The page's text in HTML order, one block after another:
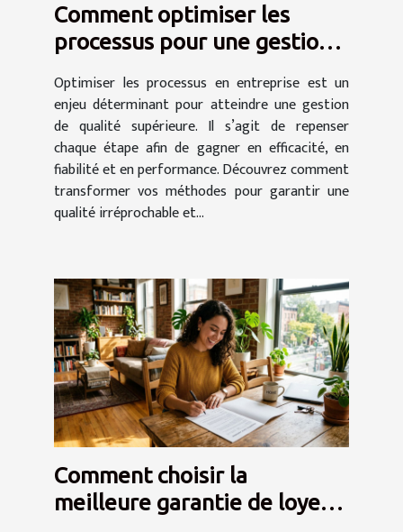
Comment optimiser les
processus pour une gestion
Optimiser les processus en entreprise est un
enjeu déterminant pour atteindre une gestion
de qualité supérieure. Il s’agit de repenser
chaque étape afin de gagner en efficacité, en
fiabilité et en performance. Découvrez comment
transformer vos méthodes pour garantir une
qualité irréprochable et...
Comment choisir la
meilleure garantie de loyer